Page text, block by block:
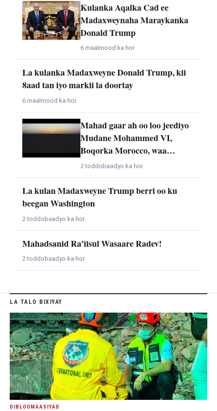
Kulanka Aqalka Cad ee
Madaxweynaha Maraykanka
Donald Trump
6 maalmood ka hor
La kulanka Madaxweyne Donald Trump, kii
8aad tan iyo markii la doortay
6 maalmood ka hor
Mahad gaar ah oo loo jeediyo
Mudane Mohammed VI,
Boqorka Morocco, waa…
2 toddobaadyo ka hor
La kulan Madaxweyne Trump berri oo ku
beegan Washington
2 toddobaadyo ka hor
Mahadsanid Ra’iisul Wasaare Radev!
2 toddobaadyo ka hor
LA TALO BIXIYAY
DIBLOOMAASIYAD